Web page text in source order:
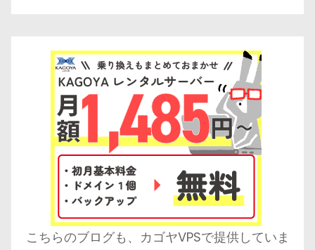
こちらのブログも、カゴヤVPSで提供していま